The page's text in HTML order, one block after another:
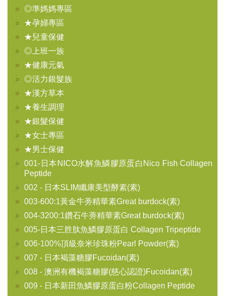
◎準媽媽專區
★孕婦專區
★兒童保健
◎上班一族
★健康元氣
◎活力銀髮族
★漢方草本
★養生調理
★銀髮保健
★女士專區
★男士保健
001-日本NICO水解魚鱗膠原蛋白Nico Fish Collagen
Peptide
002 - 日本SLIM纖康美型酵素(素)
003-600:1黃金牛蒡精華素Great burdock(素)
004-3200:1鑽石牛蒡精華素Great burdock(素)
005-日本三胜肽魚鱗膠原蛋白 Collagen Tripeptide
006-100%頂級奈米珍珠粉Pearl Powder(素)
007 - 日本褐藻糖膠Fucoidan(素)
008 - 澳洲有機褐藻糖膠(慈心認證)Fucoidan(素)
009 - 日本新田魚鱗膠原蛋白粉Collagen Peptide